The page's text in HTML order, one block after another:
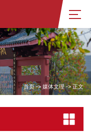
首页-> 媒体文理->正文